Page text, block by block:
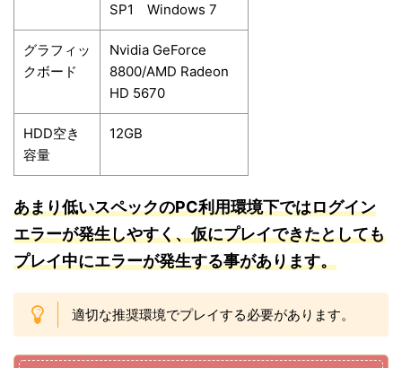
SP1 Windows 7
グラフィッ
クボード
Nvidia GeForce
8800/AMD Radeon
HD 5670
HDD空き
容量
12GB
あまり低いスペックのPC利用環境下ではログイン
エラーが発生しやすく、仮にプレイできたとしても
プレイ中にエラーが発生する事があります。
適切な推奨環境でプレイする必要があります。